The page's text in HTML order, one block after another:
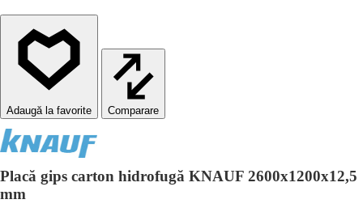
Comparare
Placă gips carton hidrofugă KNAUF 2600x1200x12,5
mm